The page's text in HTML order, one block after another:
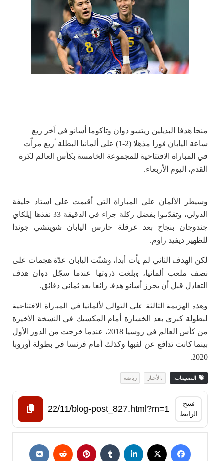
منحا هدفا البديلين ريتسو دوان وتاكوما أسانو في آخر ربع
ساعة اليابان فوزا مذهلا (2-1) على ألمانيا البطلة أربع مراّت
في المباراة الافتتاحية للمجموعة الخامسة بكأس العالم لكرة
القدم، اليوم الأربعاء.
وسيطر الألمان على المباراة التي أقيمت على استاد خليفة
الدولي، وتقدّموا بفضل ركلة جزاء في الدقيقة 33 نفذها إيلكاي
جندوجان بنجاح بعد عرقلة حارس اليابان شويتشي جوندا
للظهير ديفيد راوم.
لكن الهدف الثاني لم يأت أبدا، وشنّت اليابان عدّة هجمات على
نصف ملعب ألمانيا، وبلغت ذروتها عندما سجّل دوان هدف
التعادل قبل أن يحرز أسانو هدفا رائعا بعد ثماني دقائق.
وهذه الهزيمة الثالثة على التوالي لألمانيا في المباراة الافتتاحية
لبطولة كبرى بعد الخسارة أمام المكسيك في النسخة الأخيرة
من كأس العالم في روسيا 2018، عندما خرجت من الدور الأول
بينما كانت تدافع عن لقبها وكذلك أمام فرنسا في بطولة أوروبا
2020.
التصنيفات: ،الأخبار رياضة
نسخ
الرابط